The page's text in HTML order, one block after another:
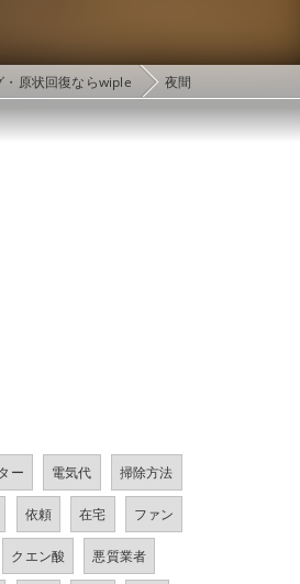
原状回復ならwiple 夜間
ー 電気代 掃除方法
依頼 在宅 ファン
クエン酸 悪質業者